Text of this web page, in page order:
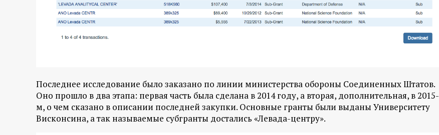
Последнее исследование было заказано по линии министерства обороны Соединенных Штатов.
Оно прошло в два этапа: первая часть была сделана в 2014 году, а вторая, дополнительная, в 2015-
м, о чем сказано в описании последней закупки. Основные гранты были выданы Университету
Висконсина, а так называемые субгранты достались «Левада-центру».